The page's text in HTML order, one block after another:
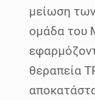
μείωση
ομάδα του
θεραπεία